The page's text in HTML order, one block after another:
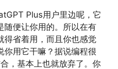
Plus用户里边呢，它
随便让你用的。所以在有
得省着用，而且你也感觉
你用它干嘛？据说编程很
，基本上也就放弃了。你